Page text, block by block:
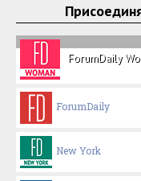
ForumDaily
ForumDaily
New York